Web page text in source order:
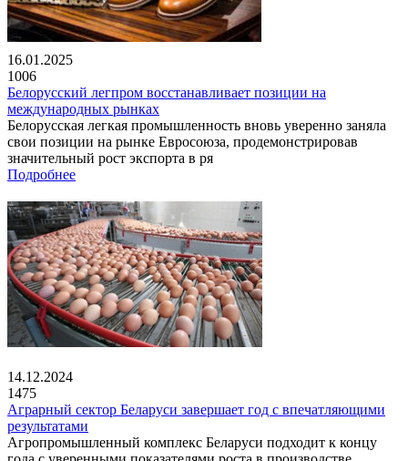
16.01.2025
1006
Белорусский легпром восстанавливает позиции на
международных рынках
Белорусская легкая промышленность вновь уверенно заняла
свои позиции на рынке Евросоюза, продемонстрировав
значительный рост экспорта в ря
Подробнее
14.12.2024
1475
Аграрный сектор Беларуси завершает год с впечатляющими
результатами
Агропромышленный комплекс Беларуси подходит к концу